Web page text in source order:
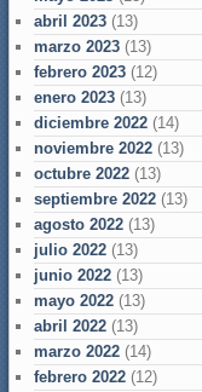
abril 2023 (13)
marzo 2023 (13)
febrero 2023 (12)
enero 2023 (13)
diciembre 2022 (14)
noviembre 2022 (13)
octubre 2022 (13)
septiembre 2022 (13)
agosto 2022 (13)
julio 2022 (13)
junio 2022 (13)
mayo 2022 (13)
abril 2022 (13)
marzo 2022 (14)
febrero 2022 (12)